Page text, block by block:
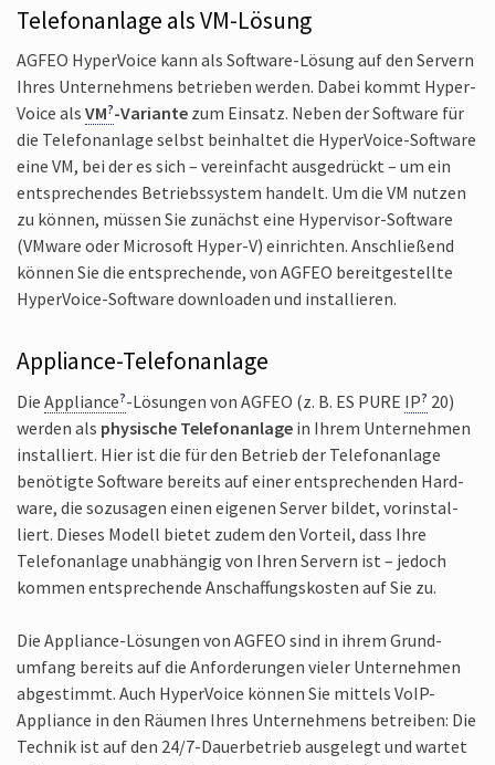
Telefon­anlage als VM-Lösung
AGFEO Hyper­Voice kann als Software-Lösung auf den Servern
Ihres Unter­nehmens betrieben werden. Dabei kommt Hyper­
Voice als VM -Variante zum Einsatz. Neben der Soft­ware für
die Telefon­anlage selbst bein­haltet die Hyper­Voice-Software
eine VM, bei der es sich – ver­einfacht aus­gedrückt – um ein
ent­sprechendes Betriebs­system handelt. Um die VM nutzen
zu können, müssen Sie zunächst eine Hyper­visor-Soft­ware
(VMware oder Micro­soft Hyper-V) ein­richten. Anschlie­ßend
können Sie die ent­sprechende, von AGFEO bereit­gestellte
Hyper­Voice-Software down­loaden und instal­lieren.
Appliance-Telefonanlage
Die Appliance -Lösungen von AGFEO (z. B. ES PURE IP 20)
werden als physische Telefon­anlage in Ihrem Unter­nehmen
instal­liert. Hier ist die für den Betrieb der Telefon­anlage
benötigte Soft­ware bereits auf einer ent­sprechenden Hard­
ware, die sozu­sagen einen eigenen Server bildet, vor­instal­
liert. Dieses Modell bietet zudem den Vorteil, dass Ihre
Telefon­anlage unab­hängig von Ihren Servern ist – jedoch
kommen ent­sprechende Anschaf­fungs­kosten auf Sie zu.
Die Appliance-Lösungen von AGFEO sind in ihrem Grund­
umfang bereits auf die Anfor­derungen vieler Unter­nehmen
abgestimmt. Auch Hyper­Voice können Sie mittels VoIP-
Appliance in den Räumen Ihres Unter­nehmens betreiben: Die
Technik ist auf den 24/7-Dauer­betrieb ausgelegt und wartet